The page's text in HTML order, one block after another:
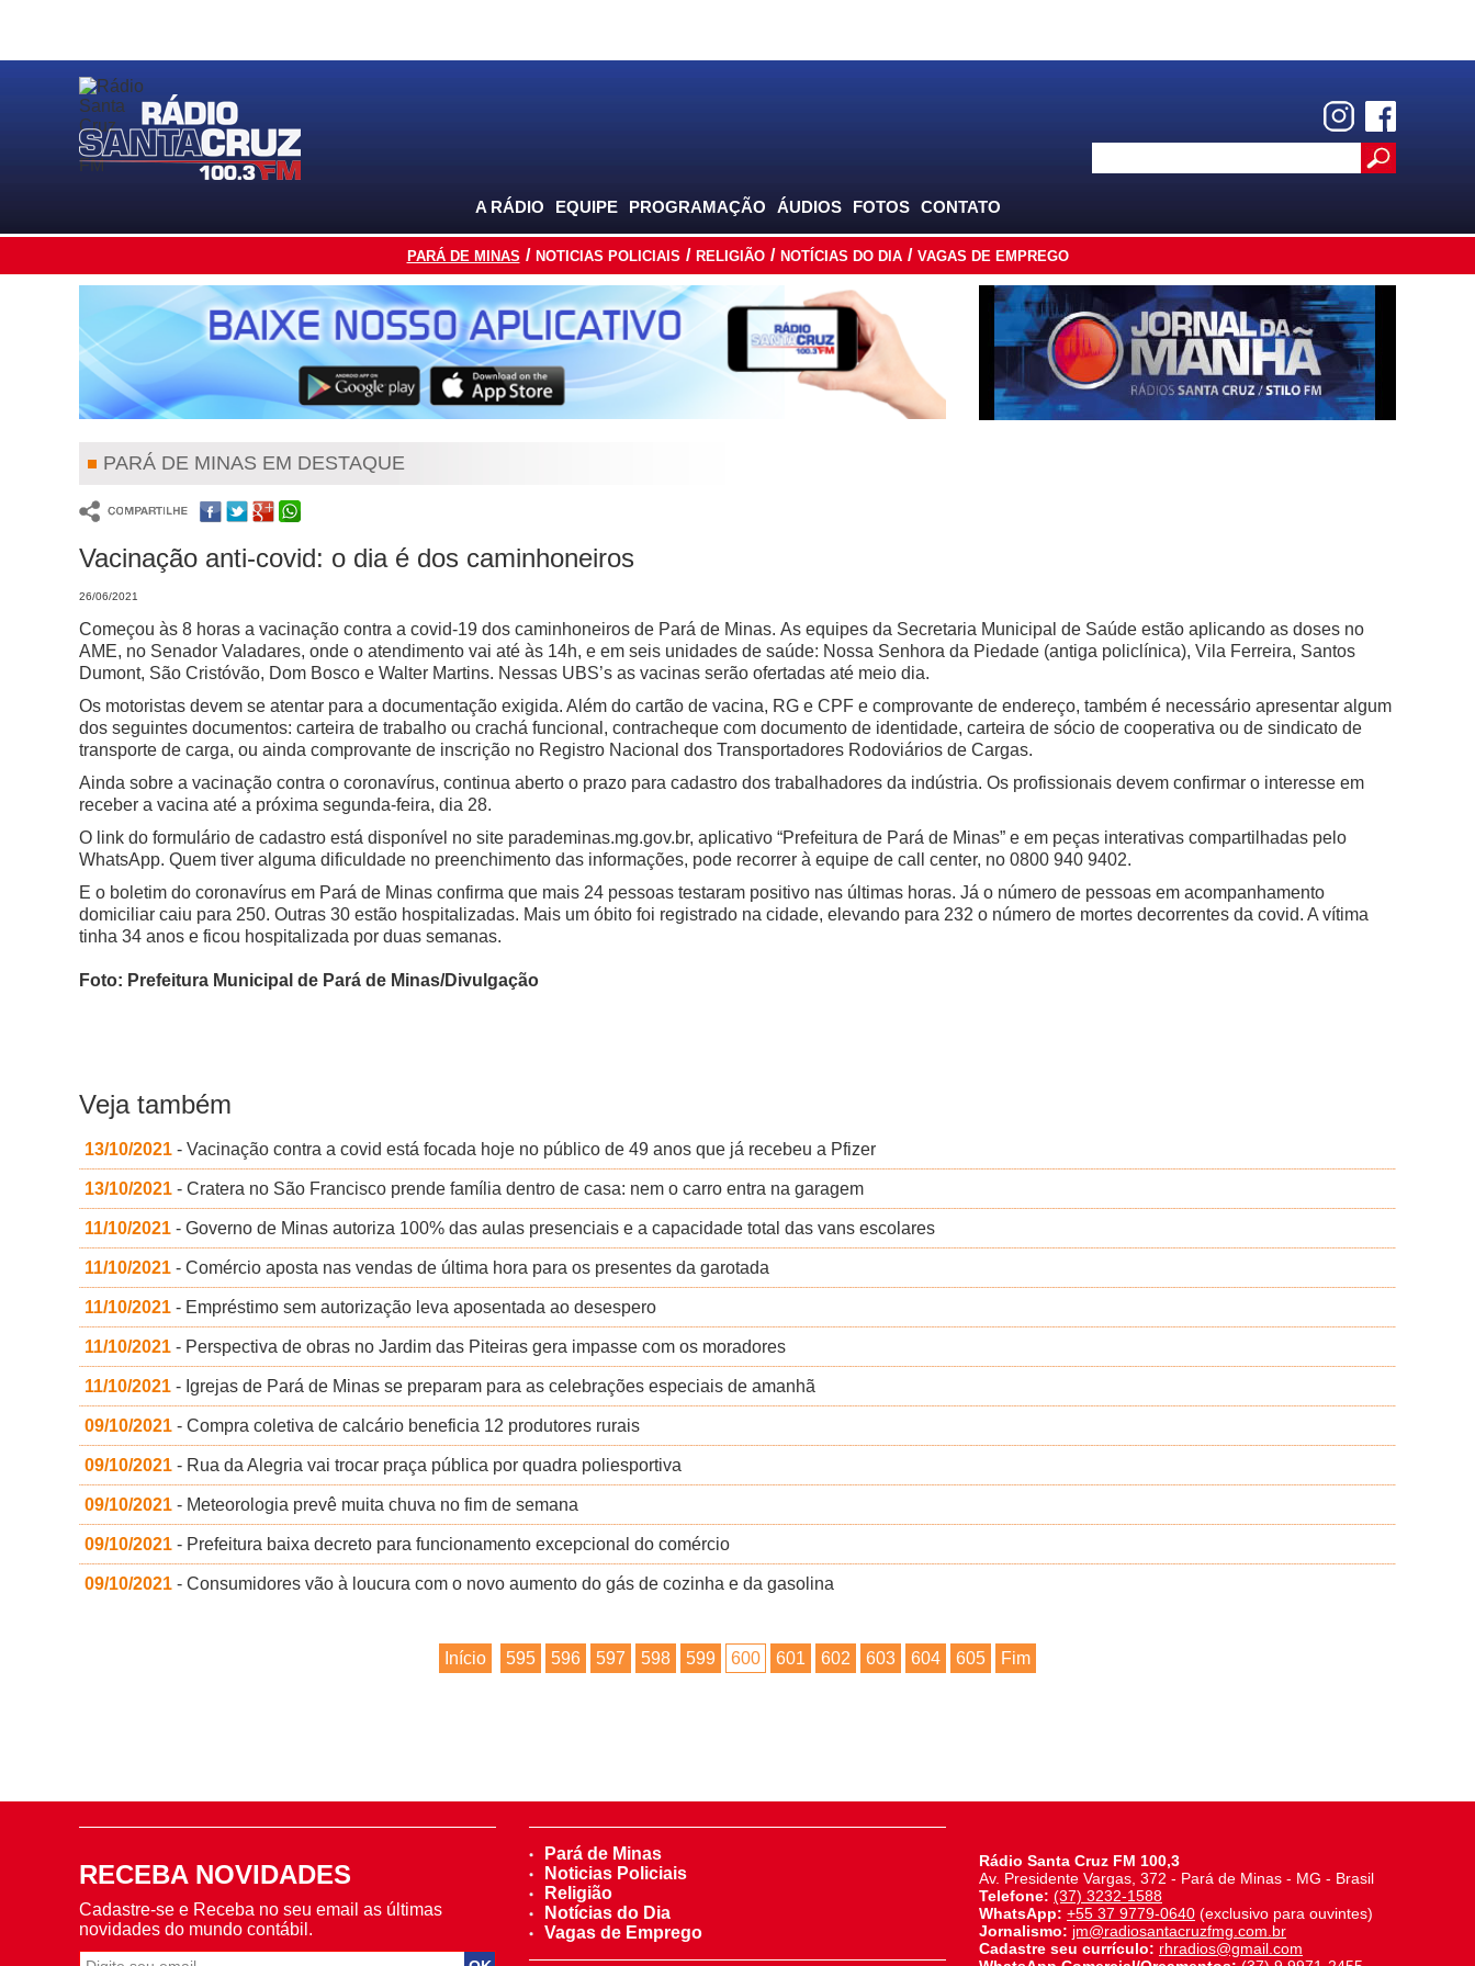
A RÁDIO EQUIPE PROGRAMAÇÃO ÁUDIOS FOTOS CONTATO
PARÁ DE MINAS NOTICIAS POLICIAIS RELIGIÃO NOTÍCIAS DO DIA VAGAS DE EMPREGO
PARÁ DE MINAS EM DESTAQUE
Vacinação anti-covid: o dia é dos caminhoneiros
26/06/2021
Começou às 8 horas a vacinação contra a covid-19 dos caminhoneiros de Pará de Minas. As equipes da Secretaria Municipal de Saúde estão aplicando as doses no
AME, no Senador Valadares, onde o atendimento vai até às 14h, e em seis unidades de saúde: Nossa Senhora da Piedade (antiga policlínica), Vila Ferreira, Santos
Dumont, São Cristóvão, Dom Bosco e Walter Martins. Nessas UBS’s as vacinas serão ofertadas até meio dia.
Os motoristas devem se atentar para a documentação exigida. Além do cartão de vacina, RG e CPF e comprovante de endereço, também é necessário apresentar algum
dos seguintes documentos: carteira de trabalho ou crachá funcional, contracheque com documento de identidade, carteira de sócio de cooperativa ou de sindicato de
transporte de carga, ou ainda comprovante de inscrição no Registro Nacional dos Transportadores Rodoviários de Cargas.
Ainda sobre a vacinação contra o coronavírus, continua aberto o prazo para cadastro dos trabalhadores da indústria. Os profissionais devem confirmar o interesse em
receber a vacina até a próxima segunda-feira, dia 28.
O link do formulário de cadastro está disponível no site parademinas.mg.gov.br, aplicativo “Prefeitura de Pará de Minas” e em peças interativas compartilhadas pelo
WhatsApp. Quem tiver alguma dificuldade no preenchimento das informações, pode recorrer à equipe de call center, no 0800 940 9402.
E o boletim do coronavírus em Pará de Minas confirma que mais 24 pessoas testaram positivo nas últimas horas. Já o número de pessoas em acompanhamento
domiciliar caiu para 250. Outras 30 estão hospitalizadas. Mais um óbito foi registrado na cidade, elevando para 232 o número de mortes decorrentes da covid. A vítima
tinha 34 anos e ficou hospitalizada por duas semanas.
Foto: Prefeitura Municipal de Pará de Minas/Divulgação
Veja também
13/10/2021 - Vacinação contra a covid está focada hoje no público de 49 anos que já recebeu a Pfizer
13/10/2021 - Cratera no São Francisco prende família dentro de casa: nem o carro entra na garagem
11/10/2021 - Governo de Minas autoriza 100% das aulas presenciais e a capacidade total das vans escolares
11/10/2021 - Comércio aposta nas vendas de última hora para os presentes da garotada
11/10/2021 - Empréstimo sem autorização leva aposentada ao desespero
11/10/2021 - Perspectiva de obras no Jardim das Piteiras gera impasse com os moradores
11/10/2021 - Igrejas de Pará de Minas se preparam para as celebrações especiais de amanhã
09/10/2021 - Compra coletiva de calcário beneficia 12 produtores rurais
09/10/2021 - Rua da Alegria vai trocar praça pública por quadra poliesportiva
09/10/2021 - Meteorologia prevê muita chuva no fim de semana
09/10/2021 - Prefeitura baixa decreto para funcionamento excepcional do comércio
09/10/2021 - Consumidores vão à loucura com o novo aumento do gás de cozinha e da gasolina
Início 595 596 597 598 599 600 601 602 603 604 605 Fim
RECEBA NOVIDADES
Cadastre-se e Receba no seu email as últimas
novidades do mundo contábil.
Pará de Minas
Noticias Policiais
Religião
Notícias do Dia
Vagas de Emprego
Rádio Santa Cruz FM 100,3
Av. Presidente Vargas, 372 - Pará de Minas - MG - Brasil
Telefone: (37) 3232-1588
WhatsApp: +55 37 9779-0640 (exclusivo para ouvintes)
Jornalismo: jm@radiosantacruzfmg.com.br
Cadastre seu currículo: rhradios@gmail.com